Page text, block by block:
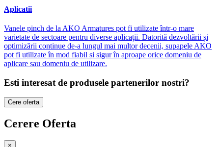
Aplicatii
Vanele pinch de la AKO Armatures pot fi utilizate într-o mare
varietate de sectoare pentru diverse aplicații. Datorită dezvoltării și
optimizării continue de-a lungul mai multor decenii, supapele AKO
pot fi utilizate în mod fiabil și sigur în aproape orice domeniu de
aplicare sau domeniu de utilizare.
Esti interesat de produsele partenerilor nostri?
Cere oferta
Cerere Oferta
×